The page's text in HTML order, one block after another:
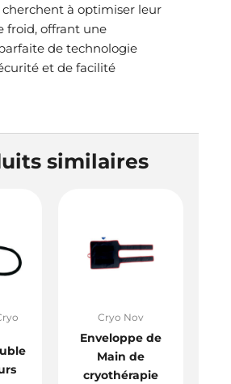
à optimiser leur
froid, offrant une
de technologie
et de facilité
similaires
Cryo Nov
Enveloppe de
Main de
cryothérapie